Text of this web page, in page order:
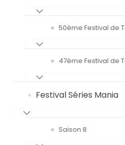
50ème Festival de
47ème Festival de
Festival Séries Mania
Saison 8